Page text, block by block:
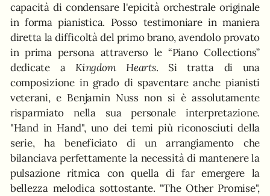
capacità di condensare l'epicità orchestrale originale
in forma pianistica. Posso testimoniare in maniera
diretta la difficoltà del primo brano, avendolo provato
in prima persona attraverso le “Piano Collections”
dedicate aKingdom Hearts. Si tratta di una
composizione in grado di spaventare anche pianisti
veterani, e Benjamin Nuss non si è assolutamente
risparmiato nella sua personale interpretazione.
"Hand in Hand", uno dei temi più riconosciuti della
serie, ha beneficiato di un arrangiamento che
bilanciava perfettamente la necessità di mantenere la
pulsazione ritmica con quella di far emergere la
bellezza melodica sottostante. "The Other Promise",